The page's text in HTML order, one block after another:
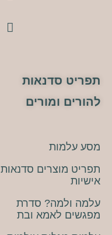
תפריט סדנאות
להורים ומורים
מסע עלמות
תפריט מוצרים סדנאות
אישיות
עלמה ולמה? סדרת
מפגשים לאמא ובת